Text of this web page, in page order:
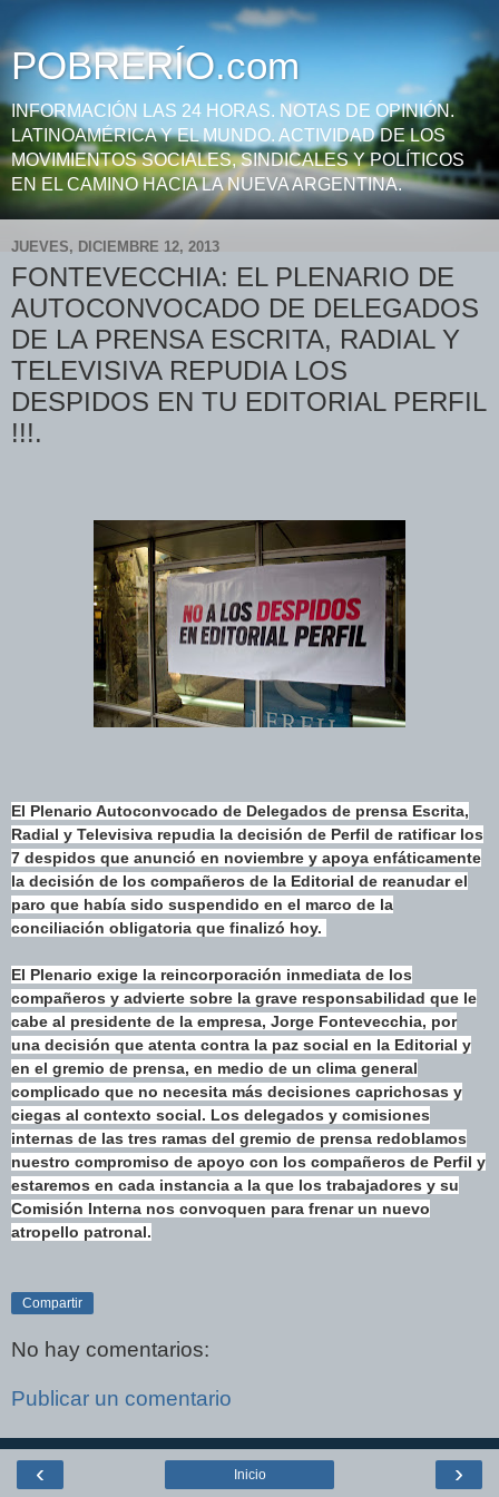
POBRERÍO.com
INFORMACIÓN LAS 24 HORAS. NOTAS DE OPINIÓN.
LATINOAMÉRICA Y EL MUNDO. ACTIVIDAD DE LOS
MOVIMIENTOS SOCIALES, SINDICALES Y POLÍTICOS
EN EL CAMINO HACIA LA NUEVA ARGENTINA.
JUEVES, DICIEMBRE 12, 2013
FONTEVECCHIA: EL PLENARIO DE
AUTOCONVOCADO DE DELEGADOS
DE LA PRENSA ESCRITA, RADIAL Y
TELEVISIVA REPUDIA LOS
DESPIDOS EN TU EDITORIAL PERFIL
!!!.
El Plenario Autoconvocado de Delegados de prensa Escrita,
Radial y Televisiva repudia la decisión de Perfil de ratificar los
7 despidos que anunció en noviembre y apoya enfáticamente
la decisión de los compañeros de la Editorial de reanudar el
paro que había sido suspendido en el marco de la
conciliación obligatoria que finalizó hoy.
El Plenario exige la reincorporación inmediata de los
compañeros y advierte sobre la grave responsabilidad que le
cabe al presidente de la empresa, Jorge Fontevecchia, por
una decisión que atenta contra la paz social en la Editorial y
en el gremio de prensa, en medio de un clima general
complicado que no necesita más decisiones caprichosas y
ciegas al contexto social. Los delegados y comisiones
internas de las tres ramas del gremio de prensa redoblamos
nuestro compromiso de apoyo con los compañeros de Perfil y
estaremos en cada instancia a la que los trabajadores y su
Comisión Interna nos convoquen para frenar un nuevo
atropello patronal.
Compartir
No hay comentarios:
Publicar un comentario
‹ ›
Inicio